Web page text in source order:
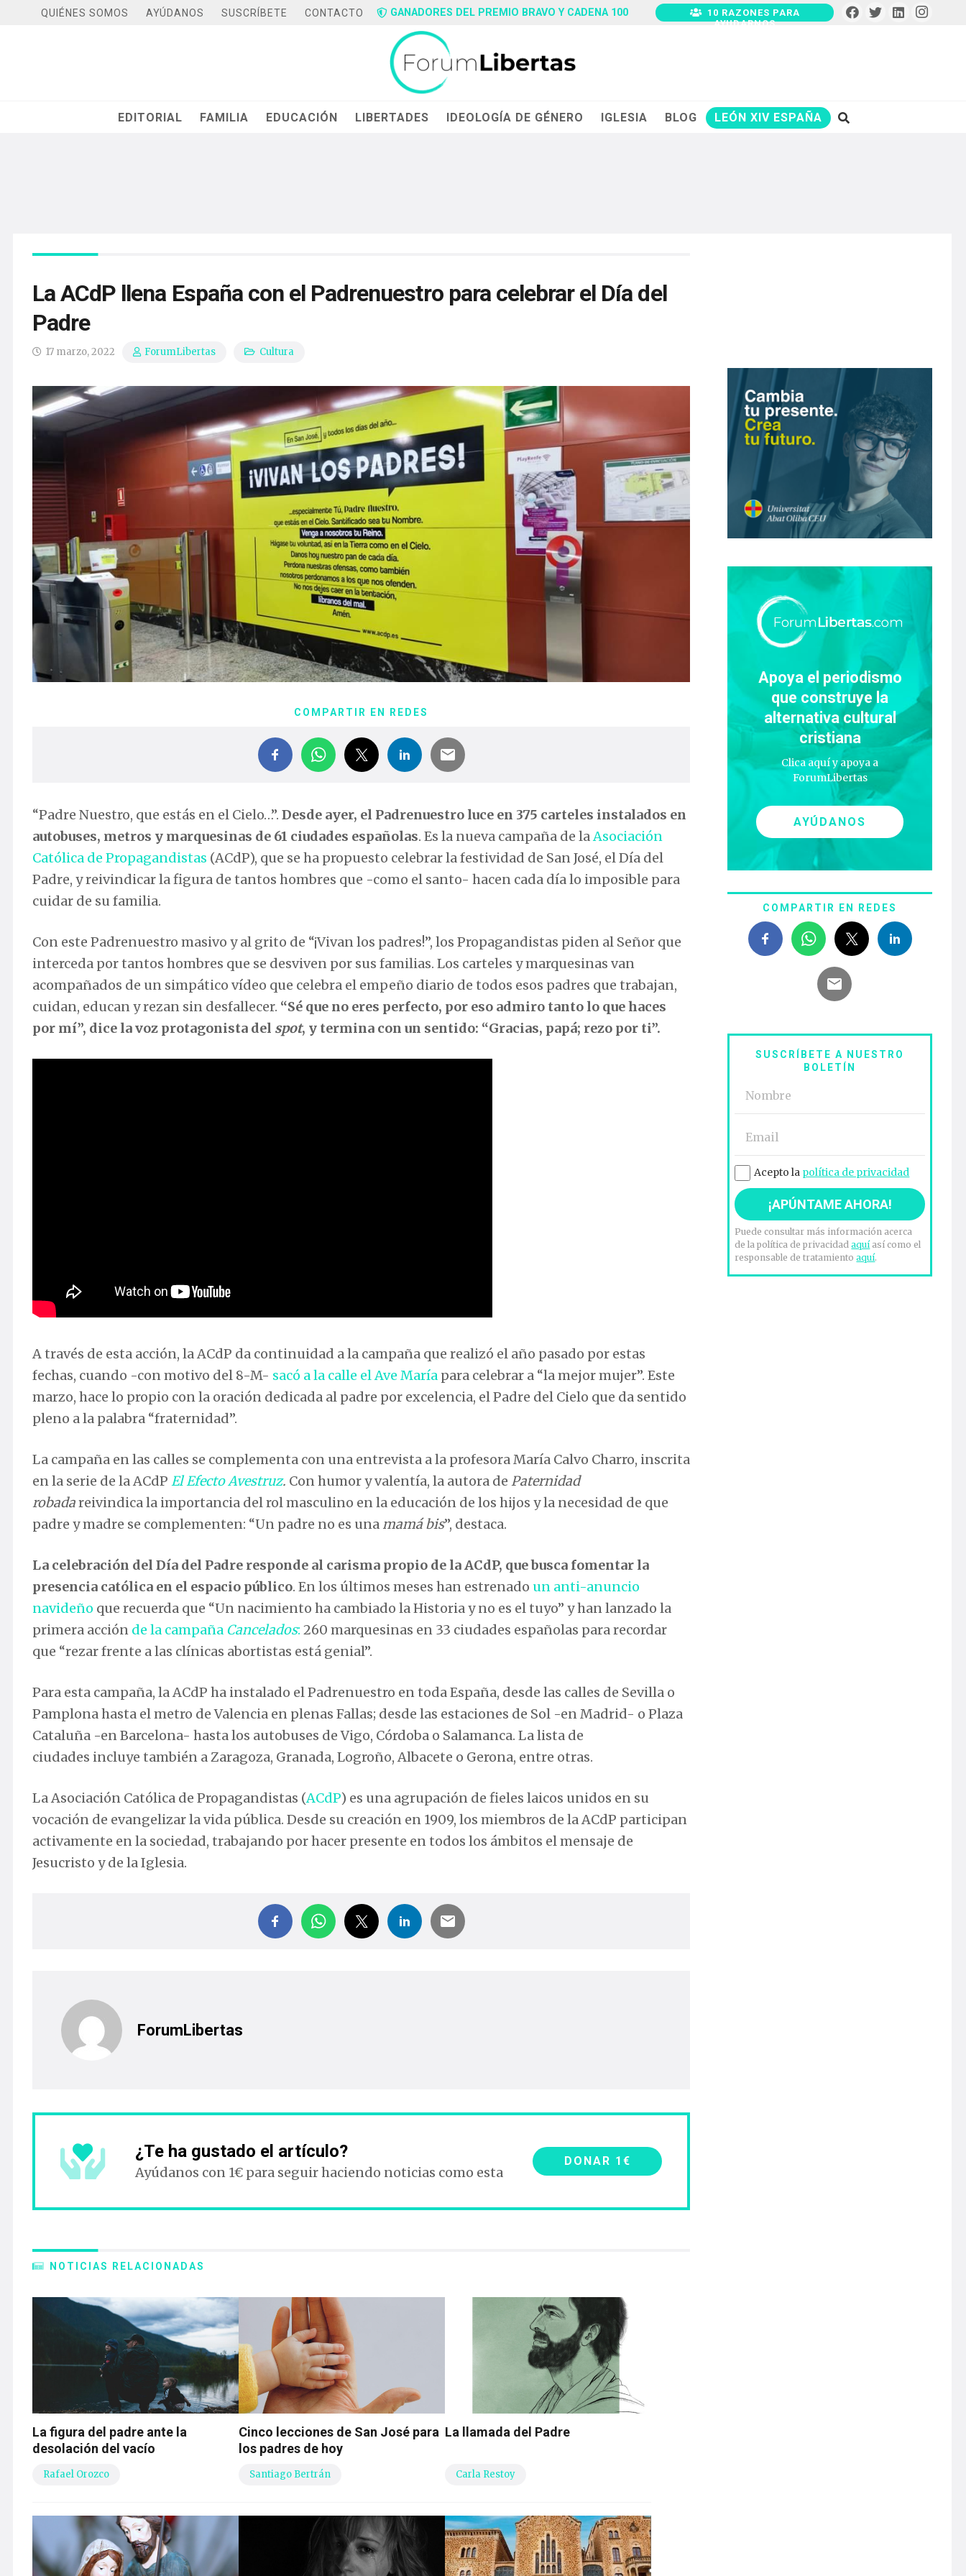
QUIÉNES SOMOS AYÚDANOS SUSCRÍBETE CONTACTO GANADORES DEL PREMIO BRAVO Y CADENA 100
10 RAZONES PARA
AYUDARNOS
EDITORIAL FAMILIA EDUCACIÓN LIBERTADES IDEOLOGÍA DE GÉNERO IGLESIA BLOG LEÓN XIV ESPAÑA
La ACdP llena España con el Padrenuestro para celebrar el Día del
Padre
17 marzo, 2022 ForumLibertas Cultura
COMPARTIR EN REDES
“Padre Nuestro, que estás en el Cielo…”. Desde ayer, el Padrenuestro luce en 375 carteles instalados en
autobuses, metros y marquesinas de 61 ciudades españolas. Es la nueva campaña de laAsociación
Católica de Propagandistas (ACdP), que se ha propuesto celebrar la festividad de San José, el Día del
Padre, y reivindicar la figura de tantos hombres que -como el santo- hacen cada día lo imposible para
cuidar de su familia.
Con este Padrenuestro masivo y al grito de “¡Vivan los padres!”, los Propagandistas piden al Señor que
interceda por tantos hombres que se desviven por sus familias. Los carteles y marquesinas van
acompañados de un simpático vídeo que celebra el empeño diario de todos esos padres que trabajan,
cuidan, educan y rezan sin desfallecer. “Sé que no eres perfecto, por eso admiro tanto lo que haces
por mí”, dice la voz protagonista del spot, y termina con un sentido: “Gracias, papá; rezo por ti”.
A través de esta acción, la ACdP da continuidad a la campaña que realizó el año pasado por estas
fechas, cuando -con motivo del 8-M- sacó a la calle el Ave María para celebrar a “la mejor mujer”. Este
marzo, hace lo propio con la oración dedicada al padre por excelencia, el Padre del Cielo que da sentido
pleno a la palabra “fraternidad”.
La campaña en las calles se complementa con una entrevista a la profesora María Calvo Charro, inscrita
en la serie de la ACdP El Efecto Avestruz. Con humor y valentía, la autora de Paternidad
robadareivindica la importancia del rol masculino en la educación de los hijos y la necesidad de que
padre y madre se complementen: “Un padre no es una mamá bis”, destaca.
La celebración del Día del Padre responde al carisma propio de la ACdP, que busca fomentar la
presencia católica en el espacio público. En los últimos meses han estrenado un anti-anuncio
navideño que recuerda que “Un nacimiento ha cambiado la Historia y no es el tuyo” y han lanzado la
primera acción de la campaña Cancelados: 260 marquesinas en 33 ciudades españolas para recordar
que “rezar frente a las clínicas abortistas está genial”.
Para esta campaña, la ACdP ha instalado el Padrenuestro en toda España, desde las calles de Sevilla o
Pamplona hasta el metro de Valencia en plenas Fallas; desde las estaciones de Sol -en Madrid- o Plaza
Cataluña -en Barcelona- hasta los autobuses de Vigo, Córdoba o Salamanca. La lista de
ciudades incluye también a Zaragoza, Granada, Logroño, Albacete o Gerona, entre otras.
La Asociación Católica de Propagandistas (ACdP) es una agrupación de fieles laicos unidos en su
vocación de evangelizar la vida pública. Desde su creación en 1909, los miembros de la ACdP participan
activamente en la sociedad, trabajando por hacer presente en todos los ámbitos el mensaje de
Jesucristo y de la Iglesia.
ForumLibertas
¿Te ha gustado el artículo?
Ayúdanos con 1€ para seguir haciendo noticias como esta
DONAR 1€
NOTICIAS RELACIONADAS
La figura del padre ante la
desolación del vacío
Rafael Orozco
Cinco lecciones de San José para
los padres de hoy
Santiago Bertrán
La llamada del Padre
Carla Restoy
Apoya el periodismo
que construye la
alternativa cultural
cristiana
Clica aquí y apoya a
ForumLibertas
AYÚDANOS
COMPARTIR EN REDES
SUSCRÍBETE A NUESTRO
BOLETÍN
Acepto la política de privacidad
Puede consultar más información acerca
de la política de privacidadaquíasí como el
responsable de tratamientoaquí.